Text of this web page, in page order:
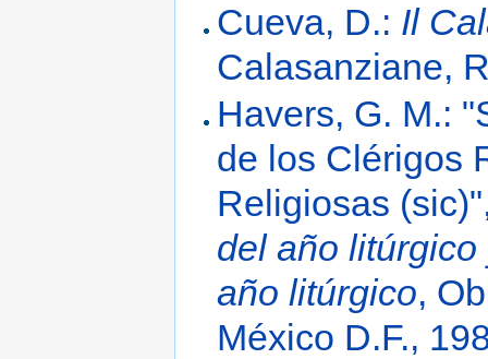
Cueva, D.: Il
Calasanziane,
Havers, G. M.:
de los Clérigos
Religiosas
del año
año litúrgico,
México D.F.,